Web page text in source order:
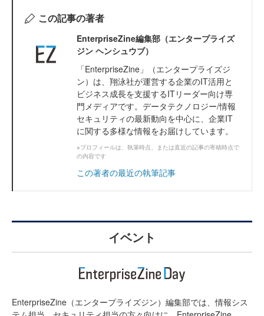
この記事の著者
EnterpriseZine編集部（エンタープライズ
ジン ヘンシュウブ）
「EnterpriseZine」（エンタープライズジ
ン）は、翔泳社が運営する企業のIT活用と
ビジネス成長を支援するITリーダー向け専
門メディアです。データテクノロジー/情報
セキュリティの最新動向を中心に、企業IT
に関する多様な情報をお届けしています。
※プロフィールは、執筆時点、または直近の記事の寄稿時点で
の内容です
この著者の最近の執筆記事
イベント
EnterpriseZine（エンタープライズジン）編集部では、情報シス